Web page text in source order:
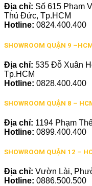
Địa chỉ: Số 615 Phạm
Thủ Đức, Tp.HCM
Hotline: 0824.400.400
SHOWROOM QUẬN 9
Địa chỉ: 535 Đỗ Xuân
Tp.HCM
Hotline: 0828.400.400
SHOWROOM QUẬN 8 –
Địa chỉ: 1194 Phạm
Hotline: 0899.400.400
SHOWROOM QUẬN 12 –
Địa chỉ: Vườn Lài,
Hotline: 0886.500.500